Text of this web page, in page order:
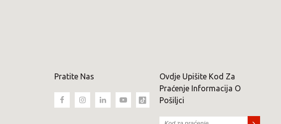
Pratite Nas
Ovdje Upišite Kod Za
Praćenje Informacija O
Pošiljci